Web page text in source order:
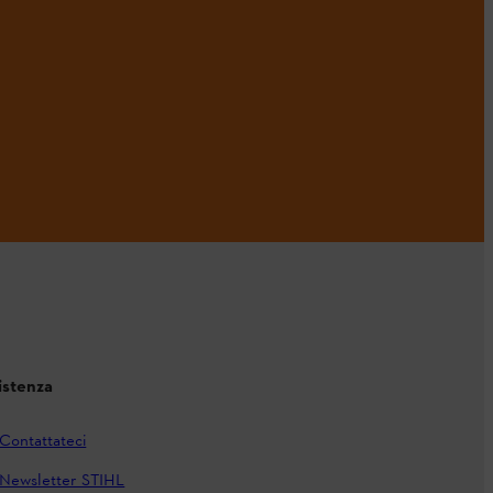
Contattateci
Newsletter STIHL